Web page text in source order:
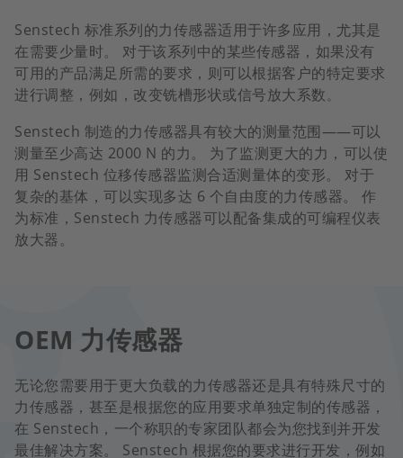
Senstech 标准系列的力传感器适用于许多应用，尤其是
在需要少量时。 对于该系列中的某些传感器，如果没有
可用的产品满足所需的要求，则可以根据客户的特定要求
进行调整，例如，改变铣槽形状或信号放大系数 。
Senstech 制造的力传感器具有较大的测量范围——可以
测量至少高达 2000 N 的力。 为了监测更大的力，可以使
用 Senstech 位移传感器监测合适测量体的变形。 对于
复杂的基体，可以实现多达 6 个自由度的力传感器。 作
为标准，Senstech 力传感器可以配备集成的可编程仪表
放大器。
OEM 力传感器
无论您需要用于更大负载的力传感器还是具有特殊尺寸的
力传感器，甚至是根据您的应用要求单独定制的传感器，
在 Senstech，一个称职的专家团队都会为您找到并开发
最佳解决方案。 Senstech 根据您的要求进行开发，例如